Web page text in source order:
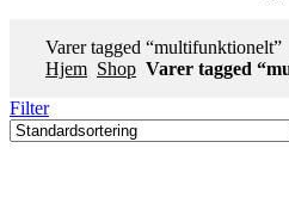
Varer tagged “multifunktionelt”
Hjem Shop Varer tagged
Filter